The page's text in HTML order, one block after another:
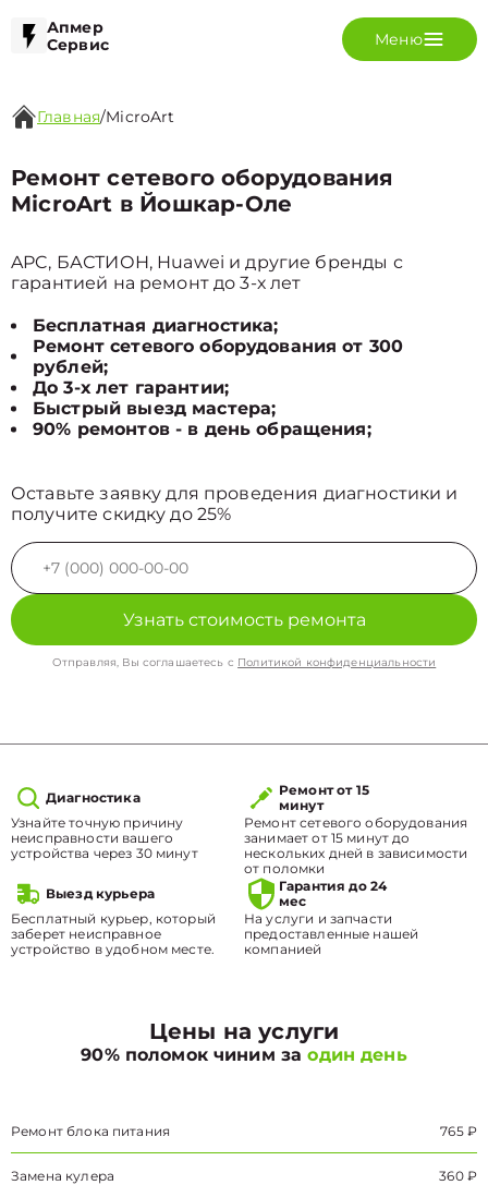
Апмер
Сервис
Меню
Главная/MicroArt
Ремонт сетевого оборудования
MicroArt в Йошкар-Оле
APC, БАСТИОН, Huawei и другие бренды с
гарантией на ремонт до 3-х лет
Бесплатная диагностика;
Ремонт сетевого оборудования от 300
рублей;
До 3-х лет гарантии;
Быстрый выезд мастера;
90% ремонтов - в день обращения;
Оставьте заявку для проведения диагностики и
получите скидку до 25%
Узнать стоимость ремонта
Отправляя, Вы соглашаетесь с Политикой конфиденциальности
Диагностика
Узнайте точную причину
неисправности вашего
устройства через 30 минут
Ремонт от 15
минут
Ремонт сетевого оборудования
занимает от 15 минут до
нескольких дней в зависимости
от поломки
Выезд курьера
Бесплатный курьер, который
заберет неисправное
устройство в удобном месте.
Гарантия до 24
мес
На услуги и запчасти
предоставленные нашей
компанией
Цены на услуги
90% поломок чиним заодин день
Ремонт блока питания 765 ₽
Замена кулера 360 ₽